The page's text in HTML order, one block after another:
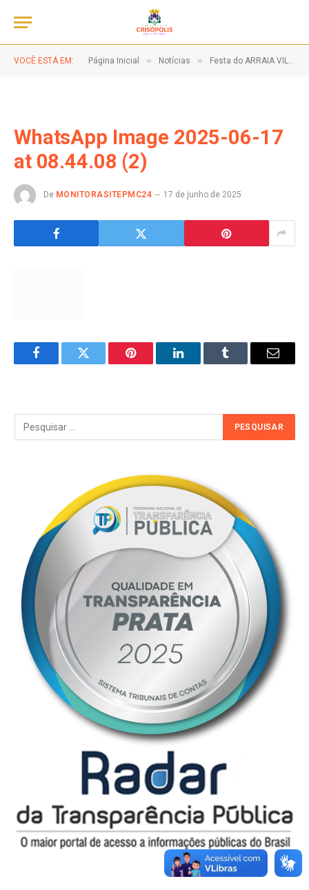
VOCÊ ESTÁ EM: Página Inicial » Notícias » Festa do ARRAIA VILA RICA!
WhatsApp Image 2025-06-17
at 08.44.08 (2)
De MONITORASITEPMC24 17 de junho de 2025
FacebookTwitter Pinterest LinkedInTumblr Email